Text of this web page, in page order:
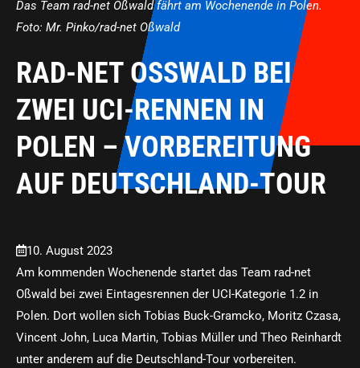
Das Team rad-net Oßwald fährt am Wochenende in Polen.
Foto: Mr. Pinko/rad-net Oßwald
RAD-NET OSSWALD BEI Z
WEI UCI-RENNEN IN P
OLEN – VORBEREITUNG A
UF DEUTSCHLAND-TOUR
10. August 2023
Am kommenden Wochenende startet das Team rad-net
Oßwald bei zwei Eintagesrennen der UCI-Kategorie 1.2 in
Polen. Dort wollen sich Tobias Buck-Gramcko, Moritz Czasa,
Vincent John, Luca Martin, Tobias Müller und Theo Reinhardt
unter anderem auf die Deutschland-Tour vorbereiten.